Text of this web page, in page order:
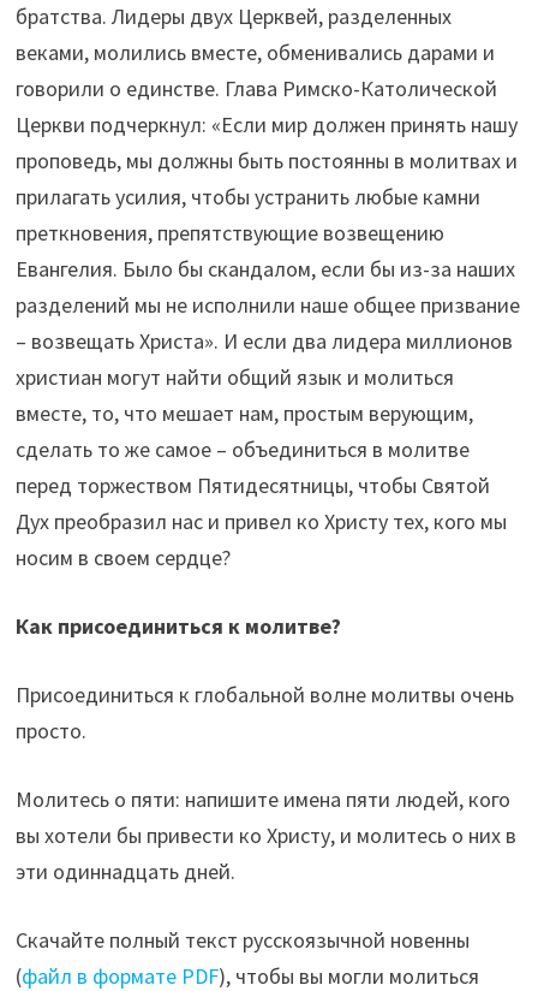
братства. Лидеры двух Церквей, разделенных
веками, молились вместе, обменивались дарами и
говорили о единстве. Глава Римско-Католической
Церкви подчеркнул: «Если мир должен принять нашу
проповедь, мы должны быть постоянны в молитвах и
прилагать усилия, чтобы устранить любые камни
преткновения, препятствующие возвещению
Евангелия. Было бы скандалом, если бы из-за наших
разделений мы не исполнили наше общее призвание
– возвещать Христа». И если два лидера миллионов
христиан могут найти общий язык и молиться
вместе, то, что мешает нам, простым верующим,
сделать то же самое – объединиться в молитве
перед торжеством Пятидесятницы, чтобы Святой
Дух преобразил нас и привел ко Христу тех, кого мы
носим в своем сердце?
Как присоединиться к молитве?
Присоединиться к глобальной волне молитвы очень
просто.
Молитесь о пяти: напишите имена пяти людей, кого
вы хотели бы привести ко Христу, и молитесь о них в
эти одиннадцать дней.
Скачайте полный текст русскоязычной новенны
(файл в формате PDF), чтобы вы могли молиться